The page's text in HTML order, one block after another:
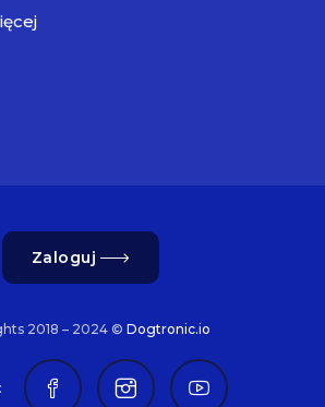
Zaloguj
2018 – 2024 © Dogtronic.io